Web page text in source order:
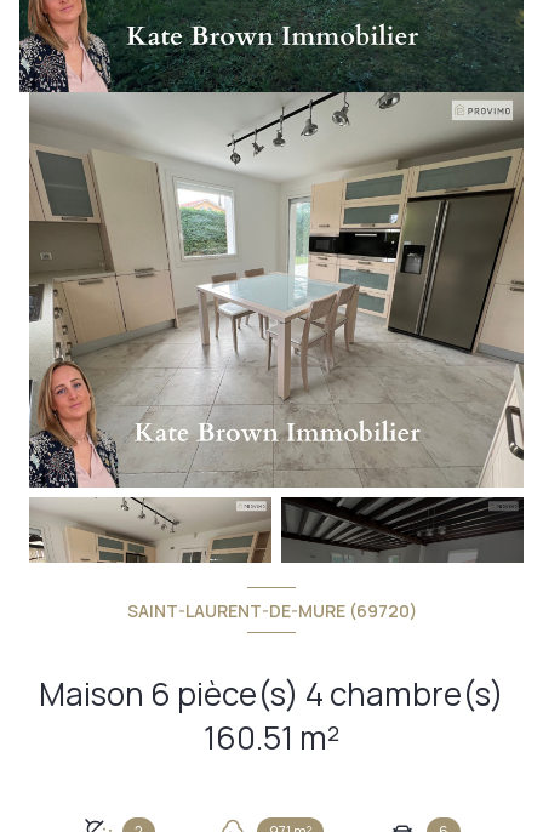
+13
SAINT-LAURENT-DE-MURE (69720)
Maison 6 pièce(s) 4 chambre(s)
160.51 m²